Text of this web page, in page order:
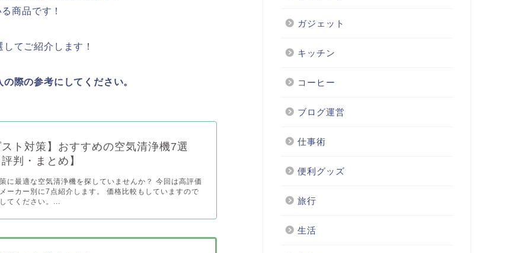
商品です！
てご紹介します！
際の参考にしてください。
ト対策】おすすめの空気清浄機7選
判・まとめ】
に最適な空気清浄機を探していませんか？ 今回は高評価
ーカー別に7点紹介します。 価格比較もしていますので
てください。...
ガジェット
キッチン
コーヒー
ブログ運営
仕事術
便利グッズ
旅行
生活